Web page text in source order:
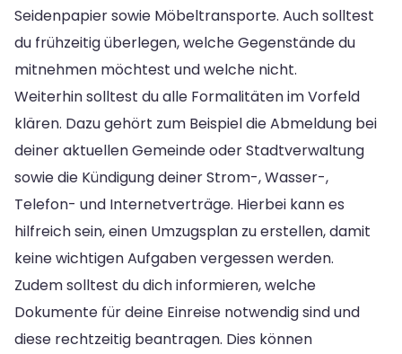
Seidenpapier sowie Möbeltransporte. Auch solltest
du frühzeitig überlegen, welche Gegenstände du
mitnehmen möchtest und welche nicht.
Weiterhin solltest du alle Formalitäten im Vorfeld
klären. Dazu gehört zum Beispiel die Abmeldung bei
deiner aktuellen Gemeinde oder Stadtverwaltung
sowie die Kündigung deiner Strom-, Wasser-,
Telefon- und Internetverträge. Hierbei kann es
hilfreich sein, einen Umzugsplan zu erstellen, damit
keine wichtigen Aufgaben vergessen werden.
Zudem solltest du dich informieren, welche
Dokumente für deine Einreise notwendig sind und
diese rechtzeitig beantragen. Dies können